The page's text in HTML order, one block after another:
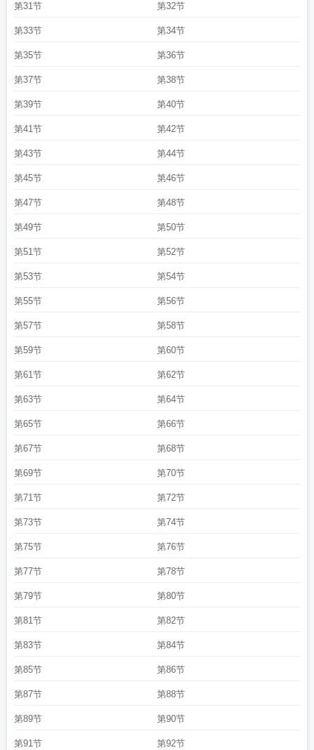
第31节 第32节
第33节 第34节
第35节 第36节
第37节 第38节
第39节 第40节
第41节 第42节
第43节 第44节
第45节 第46节
第47节 第48节
第49节 第50节
第51节 第52节
第53节 第54节
第55节 第56节
第57节 第58节
第59节 第60节
第61节 第62节
第63节 第64节
第65节 第66节
第67节 第68节
第69节 第70节
第71节 第72节
第73节 第74节
第75节 第76节
第77节 第78节
第79节 第80节
第81节 第82节
第83节 第84节
第85节 第86节
第87节 第88节
第89节 第90节
第91节 第92节